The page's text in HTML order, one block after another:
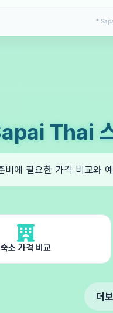
*
Thai
비에 필요한 가격 비교와
숙소 가격 비교
더보